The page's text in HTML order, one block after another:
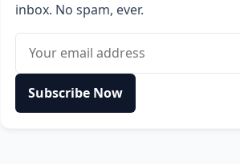
inbox. No spam, ever.
Subscribe Now